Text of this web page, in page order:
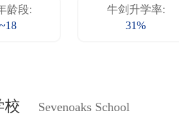
龄段:
牛剑升学率:
31%
校 Sevenoaks School